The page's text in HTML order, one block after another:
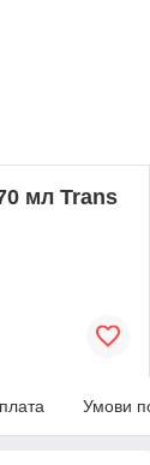
мл Trans
Умови